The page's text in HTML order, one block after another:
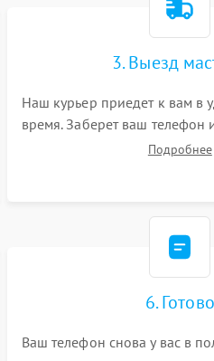
3. Выезд
Наш курьер приедет к вам в
время. Заберет ваш телефон
склад для диагностики.Подробнее
6. Готово
Ваш телефон снова у вас в